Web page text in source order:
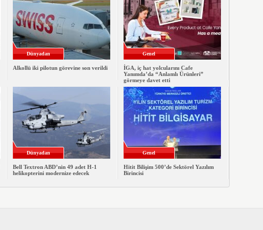
Dünyadan
Alkollü iki pilotun görevine son verildi
Genel
İGA, iç hat yolcularını Cafe
Yanımda’da “Anlamlı Ürünleri”
görmeye davet etti
Dünyadan
Bell Textron ABD’nin 49 adet H-1
helikopterini modernize edecek
Genel
Hitit Bilişim 500’de Sektörel Yazılım
Birincisi